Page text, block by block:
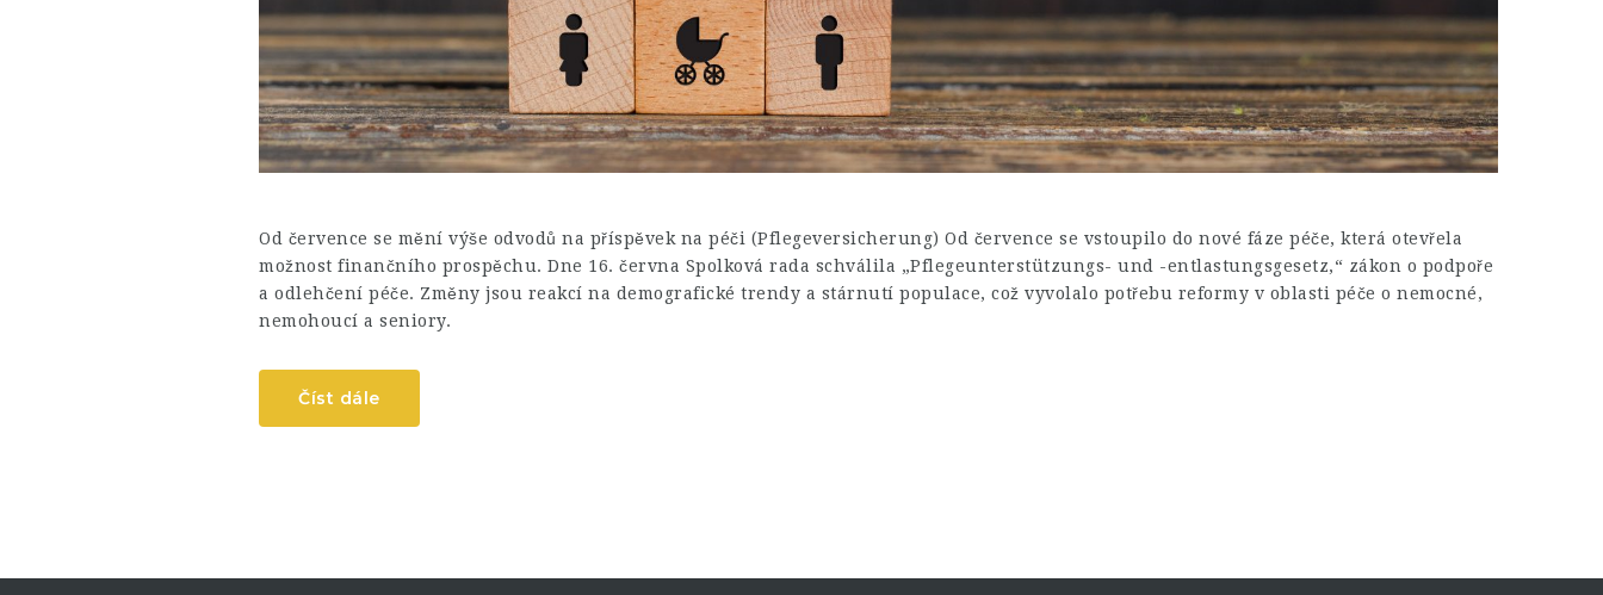
Od července se mění výše odvodů na příspěvek na péči (Pflegeversicherung) Od července se vstoupilo do nové fáze péče, která otevřela
možnost finančního prospěchu. Dne 16. června Spolková rada schválila „Pflegeunterstützungs- und -entlastungsgesetz,“ zákon o podpoře
a odlehčení péče. Změny jsou reakcí na demografické trendy a stárnutí populace, což vyvolalo potřebu reformy v oblasti péče o nemocné,
nemohoucí a seniory.
Číst dále